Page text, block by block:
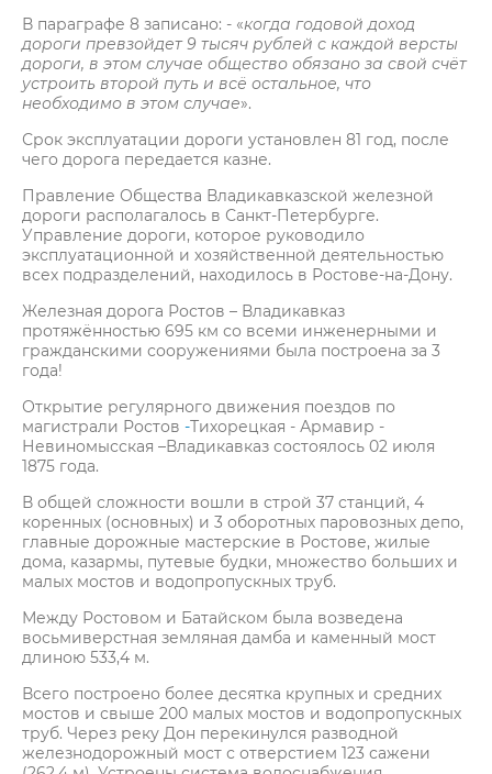
В параграфе 8 записано: - «когда годовой доход
дороги превзойдет 9 тысяч рублей с каждой версты
дороги, в этом случае общество обязано за свой счёт
устроить второй путь и всё остальное, что
необходимо в этом случае».
Срок эксплуатации дороги установлен 81 год, после
чего дорога передается казне.
Правление Общества Владикавказской железной
дороги располагалось в Санкт-Петербурге.
Управление дороги, которое руководило
эксплуатационной и хозяйственной деятельностью
всех подразделений, находилось в Ростове-на-Дону.
Железная дорога Ростов – Владикавказ
протяжённостью 695 км со всеми инженерными и
гражданскими сооружениями была построена за 3
года!
Открытие регулярного движения поездов по
магистрали Ростов -Тихорецкая - Армавир -
Невиномысская –Владикавказ состоялось 02 июля
1875 года.
В общей сложности вошли в строй 37 станций, 4
коренных (основных) и 3 оборотных паровозных депо,
главные дорожные мастерские в Ростове, жилые
дома, казармы, путевые будки, множество больших и
малых мостов и водопропускных труб.
Между Ростовом и Батайском была возведена
восьмиверстная земляная дамба и каменный мост
длиною 533,4 м.
Всего построено более десятка крупных и средних
мостов и свыше 200 малых мостов и водопропускных
труб. Через реку Дон перекинулся разводной
железнодорожный мост с отверстием 123 сажени